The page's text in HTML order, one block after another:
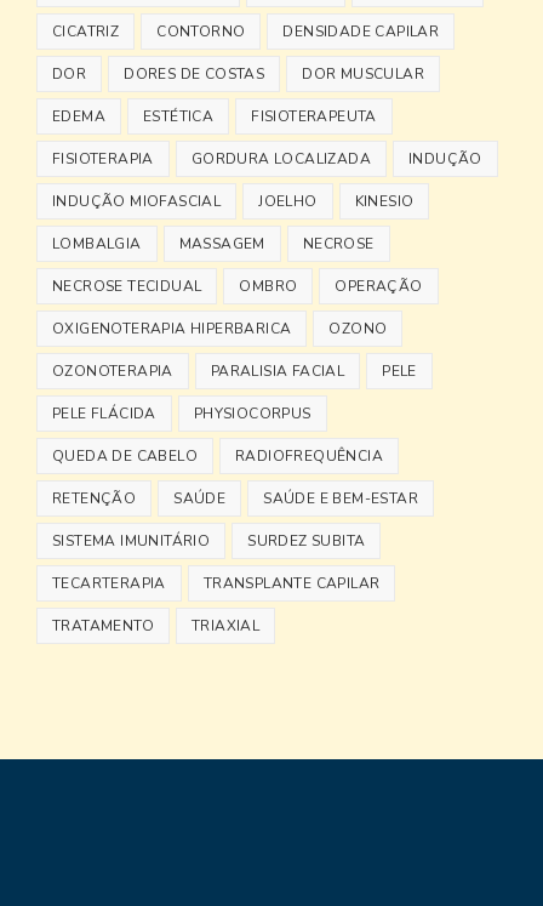
CICATRIZ CONTORNO DENSIDADE CAPILAR
DOR DORES DE COSTAS DOR MUSCULAR
EDEMA ESTÉTICA FISIOTERAPEUTA
FISIOTERAPIA GORDURA LOCALIZADA INDUÇÃO
INDUÇÃO MIOFASCIAL JOELHO KINESIO
LOMBALGIA MASSAGEM NECROSE
NECROSE TECIDUAL OMBRO OPERAÇÃO
OXIGENOTERAPIA HIPERBARICA OZONO
OZONOTERAPIA PARALISIA FACIAL PELE
PELE FLÁCIDA PHYSIOCORPUS
QUEDA DE CABELO RADIOFREQUÊNCIA
RETENÇÃO SAÚDE SAÚDE E BEM-ESTAR
SISTEMA IMUNITÁRIO SURDEZ SUBITA
TECARTERAPIA TRANSPLANTE CAPILAR
TRATAMENTO TRIAXIAL